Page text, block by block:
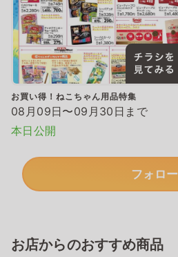
お買い得！ねこちゃん用品特集
08月09日〜09月30日まで
本日公開
フォロー
お店からのおすすめ商品